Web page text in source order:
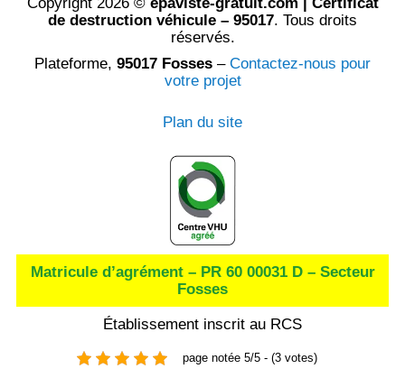
de destruction véhicule – 95017. Tous droits
réservés.
Plateforme, 95017 Fosses – Contactez-nous pour
votre projet
Plan du site
Matricule d’agrément – PR 60 00031 D – Secteur
Fosses
Établissement inscrit au RCS
page notée 5/5 - (3 votes)